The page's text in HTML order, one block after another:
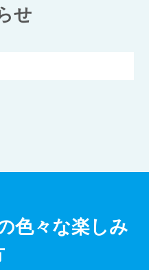
せ
色々な楽しみ